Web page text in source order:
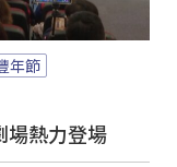
年節
場熱力登場